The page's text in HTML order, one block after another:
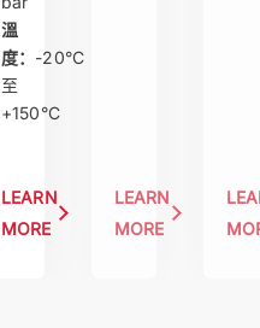
溫
度： -20°C
至
+150°C
LEARN
MORE
LEARN
MORE